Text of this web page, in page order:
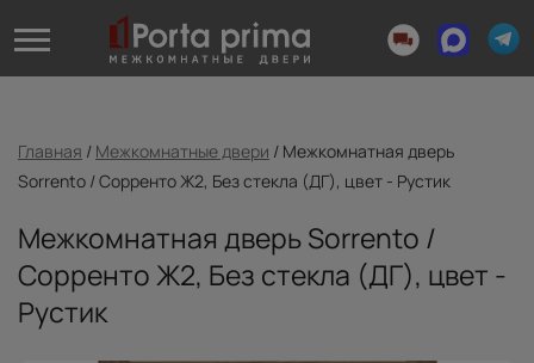
Главная / Межкомнатные двери / Межкомнатная дверь
Sorrento / Сорренто Ж2, Без стекла (ДГ), цвет - Рустик
Межкомнатная дверь Sorrento /
Сорренто Ж2, Без стекла (ДГ), цвет -
Рустик